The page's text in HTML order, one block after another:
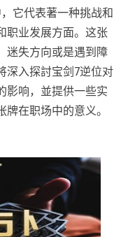
它代表著一种挑战和
职业发展方面。这张
迷失方向或是遇到障
深入探討宝剑7逆位对
影响，並提供一些实
在职场中的意义。